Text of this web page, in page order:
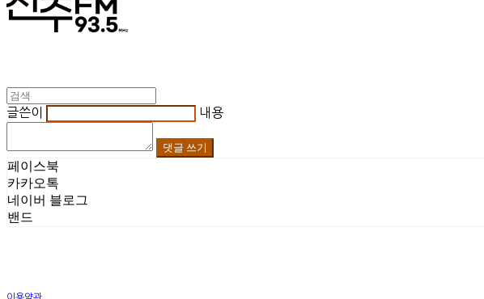
글쓴이 내용
댓글 쓰기
페이스북
카카오톡
네이버 블로그
밴드